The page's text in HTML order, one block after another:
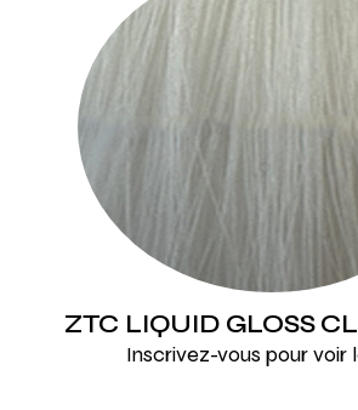
ZTC LIQUID GLOSS
Inscrivez-vous pour voir